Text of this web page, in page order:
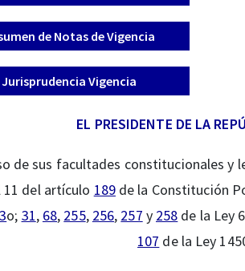
de Notas de Vigencia
Jurisprudencia Vigencia
EL PRESIDENTE DE LA
de sus facultades constitucionales y
11 del artículo 189de la Constitución
3o; 31, 68, 255, 256, 257 y 258 de la Ley
107 de la Ley